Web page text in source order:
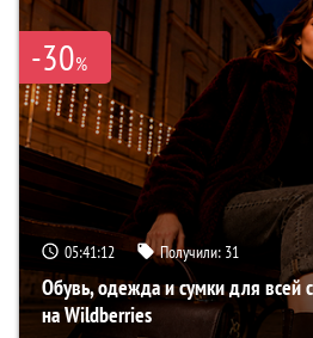
-30%
05:41:12 Получили: 31
Обувь, одежда и сумки для всей
на Wildberries